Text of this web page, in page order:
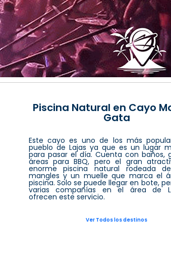
Piscina Natural en Cayo
Gata
Este cayo es uno de los más
pueblo de Lajas ya que es un lugar
para pasar el día. Cuenta con baños,
áreas para BBQ, pero el gran
enorme piscina natural rodeada
mangles y un muelle que marca el
piscina. Solo se puede llegar en bote,
varias compañías en el área de
ofrecen este servicio.
Ver Todos los destinos